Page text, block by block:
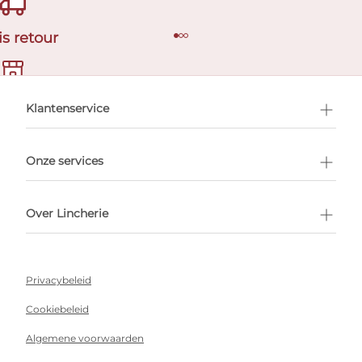
retour
afspraak
Klantenservice
Onze services
Over Lincherie
Privacybeleid
Cookiebeleid
Algemene voorwaarden